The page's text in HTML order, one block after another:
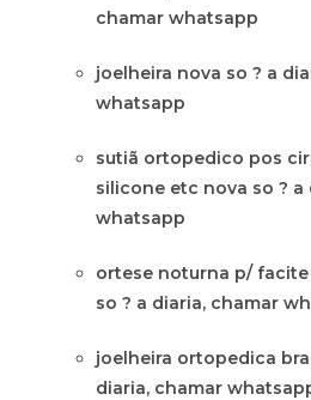
chamar whatsapp
joelheira nova so ? a
whatsapp
sutiã ortopedico pos
silicone etc nova so ? a
whatsapp
ortese noturna p/
so ? a diaria, chamar
joelheira ortopedica
diaria, chamar